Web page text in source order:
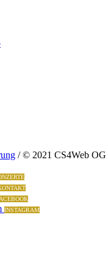
/ © 2021 CS4Web OG
INSTAGRAM